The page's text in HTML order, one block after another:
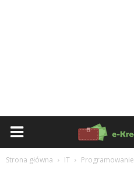
Strona główna IT Programowanie